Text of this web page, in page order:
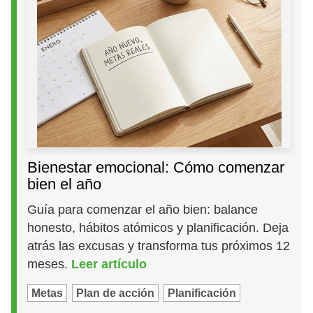
Bienestar emocional: Cómo comenzar
bien el año
Guía para comenzar el año bien: balance
honesto, hábitos atómicos y planificación. Deja
atrás las excusas y transforma tus próximos 12
meses. Leer artículo
Metas Plan de acción Planificación